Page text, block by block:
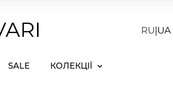
RU UA
SALE КОЛЕКЦІЇ